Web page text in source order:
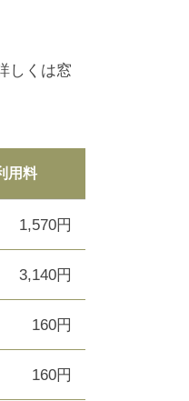
しくは窓
用料
1,570円
3,140円
160円
160円